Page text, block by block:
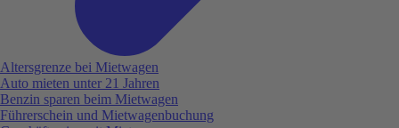
Altersgrenze bei Mietwagen
Auto mieten unter 21 Jahren
Benzin sparen beim Mietwagen
Führerschein und Mietwagenbuchung